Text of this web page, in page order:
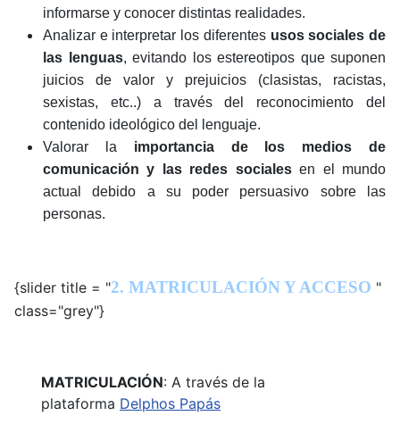
informarse y conocer distintas realidades.
Analizar e interpretar los diferentes usos sociales de
las lenguas, evitando los estereotipos que suponen
juicios de valor y prejuicios (clasistas, racistas,
sexistas, etc..) a través del reconocimiento del
contenido ideológico del lenguaje.
Valorar la importancia de los medios de
comunicación y las redes socialesen el mundo
actual debido a su poder persuasivo sobre las
personas.
{slider title = "2. MATRICULACIÓN Y ACCESO "
class="grey"}
MATRICULACIÓN: A través de la
plataforma Delphos Papás